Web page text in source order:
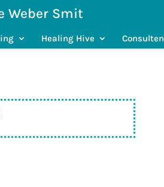
Weber Smit
Healing Hive Consulten